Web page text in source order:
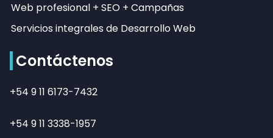
Web profesional + SEO + Campañas
Servicios integrales de Desarrollo Web
Contáctenos
+54 9 11 6173-7432
+54 9 11 3338-1957